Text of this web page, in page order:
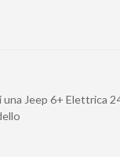
Jeep 6+ Elettrica